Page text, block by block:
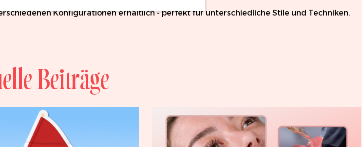
Konfigurationen erhältlich - perfekt für unterschiedliche Stile und Techniken.
Beiträge